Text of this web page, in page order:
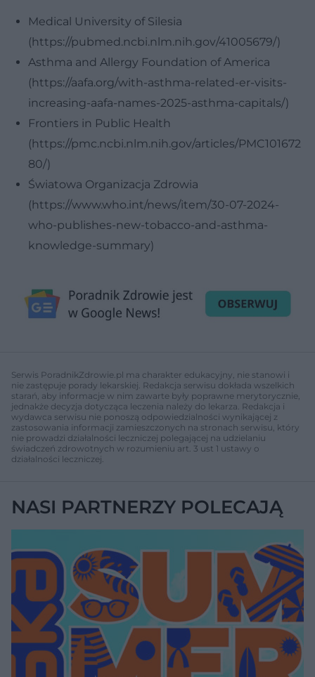
Medical University of Silesia
(https://pubmed.ncbi.nlm.nih.gov/41005679/)
Asthma and Allergy Foundation of America
(https://aafa.org/with-asthma-related-er-visits-
increasing-aafa-names-2025-asthma-capitals/)
Frontiers in Public Health
(https://pmc.ncbi.nlm.nih.gov/articles/PMC101672
80/)
Światowa Organizacja Zdrowia
(https://www.who.int/news/item/30-07-2024-
who-publishes-new-tobacco-and-asthma-
knowledge-summary)
Serwis PoradnikZdrowie.pl ma charakter edukacyjny, nie stanowi i
nie zastępuje porady lekarskiej. Redakcja serwisu dokłada wszelkich
starań, aby informacje w nim zawarte były poprawne merytorycznie,
jednakże decyzja dotycząca leczenia należy do lekarza. Redakcja i
wydawca serwisu nie ponoszą odpowiedzialności wynikającej z
zastosowania informacji zamieszczonych na stronach serwisu, który
nie prowadzi działalności leczniczej polegającej na udzielaniu
świadczeń zdrowotnych w rozumieniu art. 3 ust 1 ustawy o
działalności leczniczej.
NASI PARTNERZY POLECAJĄ